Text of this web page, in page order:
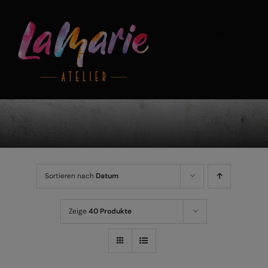
springen
Sortieren nach Datum
Zeige40 Produkte